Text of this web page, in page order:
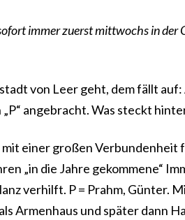
immer zuerst mittwochs in der
von Leer geht, dem fällt auf:
angebracht. Was steckt
einer großen Verbundenheit
„in die Jahre gekommene“
verhilft. P = Prahm, Günter.
Armenhaus und später dann